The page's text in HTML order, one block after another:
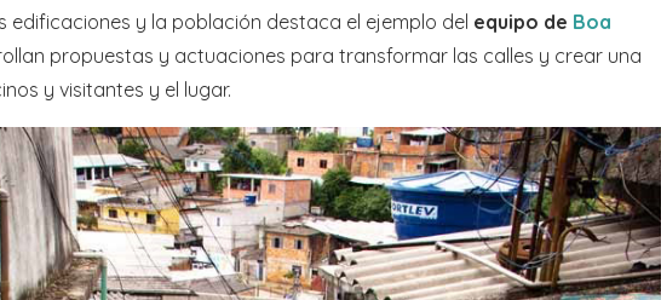
edificaciones y la población destaca el ejemplo del equipo de Boa
propuestas y actuaciones para transformar las calles y crear una
y visitantes y el lugar.